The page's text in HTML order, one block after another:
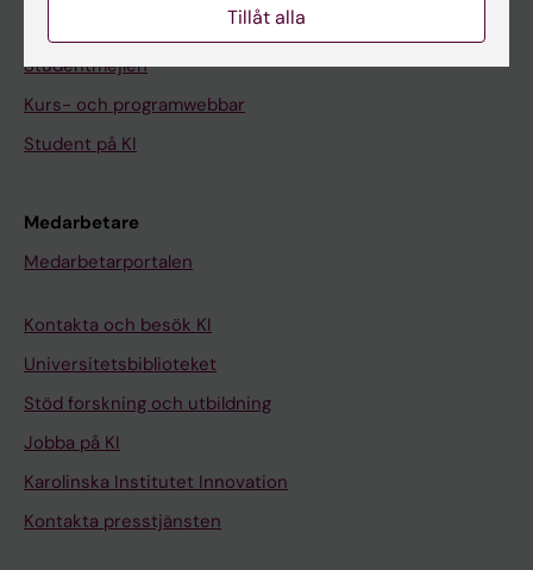
Studentmejlen
Kurs- och programwebbar
Student på KI
Medarbetare
Medarbetarportalen
Kontakta och besök KI
Universitetsbiblioteket
Stöd forskning och utbildning
Jobba på KI
Karolinska Institutet Innovation
Kontakta presstjänsten
Tillåt alla